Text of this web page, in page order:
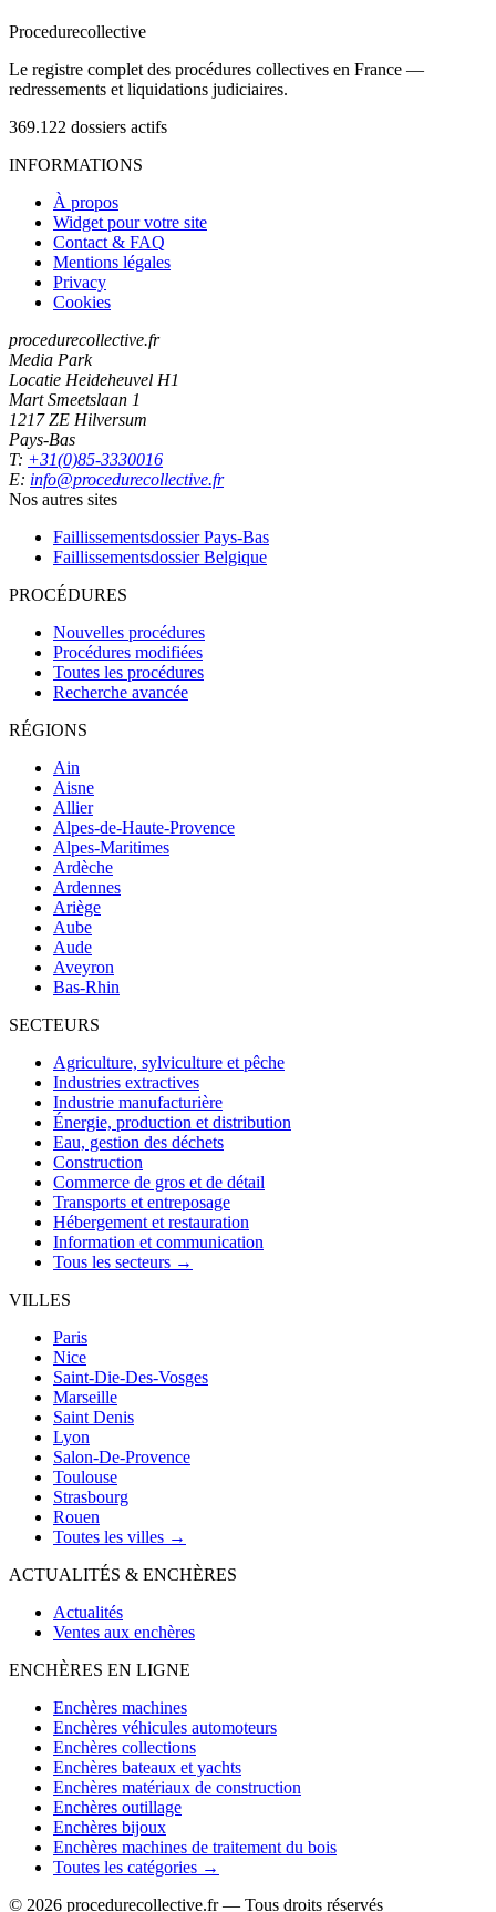
Procedurecollective
Le registre complet des procédures collectives en France —
redressements et liquidations judiciaires.
369.122 dossiers actifs
INFORMATIONS
À propos
Widget pour votre site
Contact & FAQ
Mentions légales
Privacy
Cookies
procedurecollective.fr
Media Park
Locatie Heideheuvel H1
Mart Smeetslaan 1
1217 ZE Hilversum
Pays-Bas
T: +31(0)85-3330016
E: info@procedurecollective.fr
Nos autres sites
Faillissementsdossier Pays-Bas
Faillissementsdossier Belgique
PROCÉDURES
Nouvelles procédures
Procédures modifiées
Toutes les procédures
Recherche avancée
RÉGIONS
Ain
Aisne
Allier
Alpes-de-Haute-Provence
Alpes-Maritimes
Ardèche
Ardennes
Ariège
Aube
Aude
Aveyron
Bas-Rhin
SECTEURS
Agriculture, sylviculture et pêche
Industries extractives
Industrie manufacturière
Énergie, production et distribution
Eau, gestion des déchets
Construction
Commerce de gros et de détail
Transports et entreposage
Hébergement et restauration
Information et communication
Tous les secteurs →
VILLES
Paris
Nice
Saint-Die-Des-Vosges
Marseille
Saint Denis
Lyon
Salon-De-Provence
Toulouse
Strasbourg
Rouen
Toutes les villes →
ACTUALITÉS & ENCHÈRES
Actualités
Ventes aux enchères
ENCHÈRES EN LIGNE
Enchères machines
Enchères véhicules automoteurs
Enchères collections
Enchères bateaux et yachts
Enchères matériaux de construction
Enchères outillage
Enchères bijoux
Enchères machines de traitement du bois
Toutes les catégories →
© 2026 procedurecollective.fr — Tous droits réservés